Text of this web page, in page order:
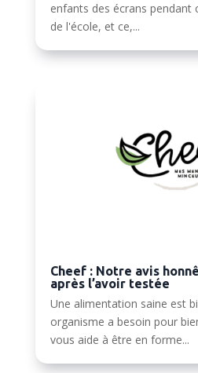
enfants des écrans pendant
de l'école, et ce,...
Cheef : Notre avis
après l’avoir testée
Une alimentation saine est
organisme a besoin pour
vous aide à être en forme...